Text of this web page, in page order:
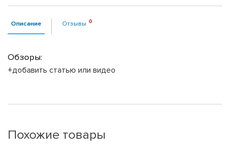
Описание Отзывы
Обзоры:
+добавить статью или видео
Похожие товары